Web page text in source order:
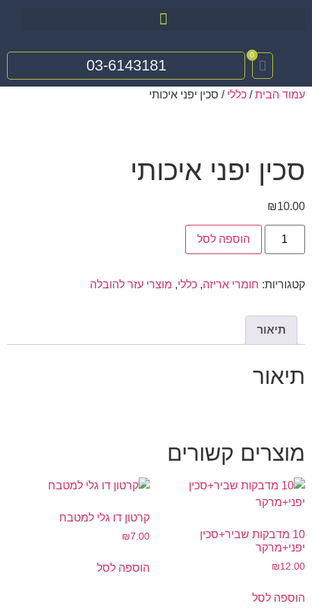
0
03-6143181
עמוד הבית/ כללי / סכין יפני איכותי
סכין יפני איכותי
₪10.00
הוספה לסל
קטגוריות: חומרי אריזה, כללי, מוצרי עזר להובלה
תיאור
תיאור
מוצרים קשורים
10 מדבקות שביר+סכין
יפני+מרקר
₪12.00
הוספה לסל
קרטון דו גלי למטבח
₪7.00
הוספה לסל